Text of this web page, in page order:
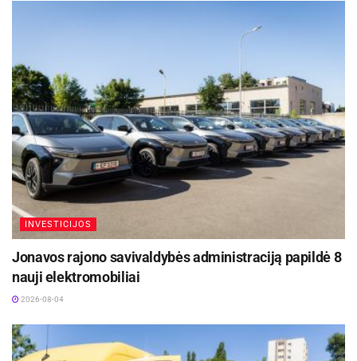
ties Karmelitų bažnyčia, A. Mickevičiaus,
Darbai numatomi iki kitų metų rudens. Čia
darbuosis viešąjį rangos konkursą laimėjusi
bendrovė „Autokausta“. Projektą parengė AB
„Kauno tiltai“. Rangos darbų kaina – 1,43 mln.
eurų su PVM.
INVESTICIJOS
Jonavos rajono savivaldybės administraciją papildė 8
nauji elektromobiliai
2026-08-04